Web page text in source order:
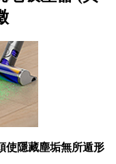
隱藏塵垢無所遁形